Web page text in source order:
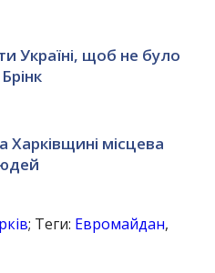
Україні, щоб не було
Харківщині місцева
; Теги: Евромайдан,